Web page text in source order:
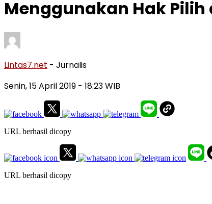
Menggunakan Hak
Lintas7.net - Jurnalis
Senin, 15 April 2019 - 18:23 WIB
URL berhasil dicopy
URL berhasil dicopy